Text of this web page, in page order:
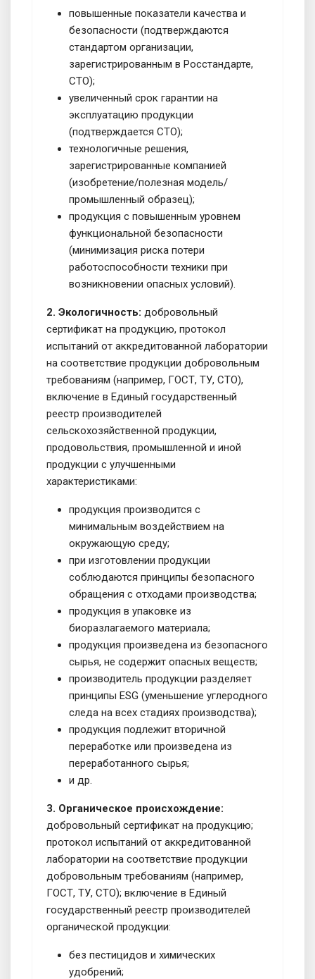
повышенные показатели качества и
безопасности (подтверждаются
стандартом организации,
зарегистрированным в Росстандарте,
СТО);
увеличенный срок гарантии на
эксплуатацию продукции
(подтверждается СТО);
технологичные решения,
зарегистрированные компанией
(изобретение/полезная модель/
промышленный образец);
продукция с повышенным уровнем
функциональной безопасности
(минимизация риска потери
работоспособности техники при
возникновении опасных условий).
2. Экологичность: добровольный
сертификат на продукцию, протокол
испытаний от аккредитованной лаборатории
на соответствие продукции добровольным
требованиям (например, ГОСТ, ТУ, СТО),
включение в Единый государственный
реестр производителей
сельскохозяйственной продукции,
продовольствия, промышленной и иной
продукции с улучшенными
характеристиками:
продукция производится с
минимальным воздействием на
окружающую среду;
при изготовлении продукции
соблюдаются принципы безопасного
обращения с отходами производства;
продукция в упаковке из
биоразлагаемого материала;
продукция произведена из безопасного
сырья, не содержит опасных веществ;
производитель продукции разделяет
принципы ESG (уменьшение углеродного
следа на всех стадиях производства);
продукция подлежит вторичной
переработке или произведена из
переработанного сырья;
и др.
3. Органическое происхождение:
добровольный сертификат на продукцию;
протокол испытаний от аккредитованной
лаборатории на соответствие продукции
добровольным требованиям (например,
ГОСТ, ТУ, СТО); включение в Единый
государственный реестр производителей
органической продукции:
без пестицидов и химических
удобрений;